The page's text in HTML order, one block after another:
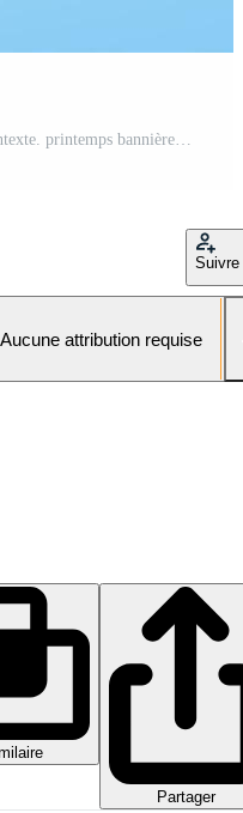
bouquets de tulipes sur une bleu Contexte. printemps bannière avec copie espace. Photo Pro
Suivre
Aucune attribution requise
Partager